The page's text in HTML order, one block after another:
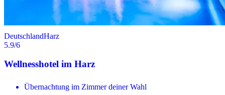
DeutschlandHarz
5.9/6
Wellnesshotel im Harz
Übernachtung im Zimmer deiner Wahl